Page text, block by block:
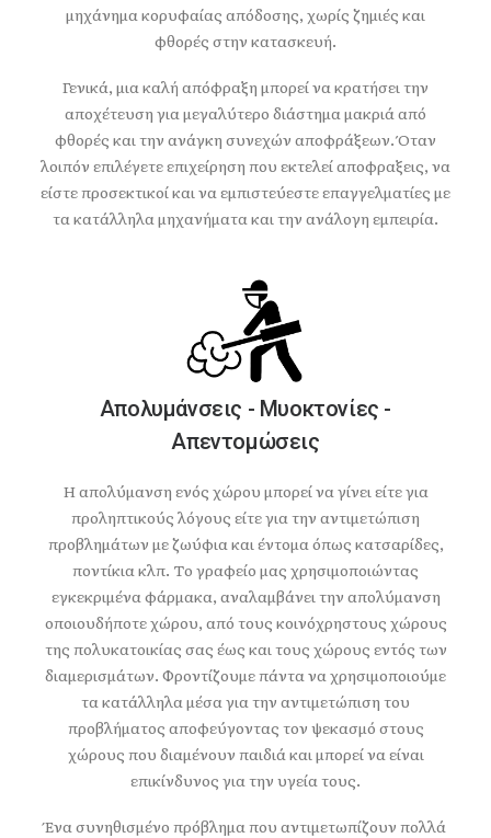
μηχάνημα κορυφαίας απόδοσης, χωρίς ζημιές και
φθορές στην κατασκευή.
Γενικά, μια καλή απόφραξη μπορεί να κρατήσει την
αποχέτευση για μεγαλύτερο διάστημα μακριά από
φθορές και την ανάγκη συνεχών αποφράξεων. Όταν
λοιπόν επιλέγετε επιχείρηση που εκτελεί αποφραξεις, να
είστε προσεκτικοί και να εμπιστεύεστε επαγγελματίες με
τα κατάλληλα μηχανήματα και την ανάλογη εμπειρία.
Απολυμάνσεις - Μυοκτονίες -
Απεντομώσεις
Η απολύμανση ενός χώρου μπορεί να γίνει είτε για
προληπτικούς λόγους είτε για την αντιμετώπιση
προβλημάτων με ζωύφια και έντομα όπως κατσαρίδες,
ποντίκια κλπ. Το γραφείο μας χρησιμοποιώντας
εγκεκριμένα φάρμακα, αναλαμβάνει την απολύμανση
οποιουδήποτε χώρου, από τους κοινόχρηστους χώρους
της πολυκατοικίας σας έως και τους χώρους εντός των
διαμερισμάτων. Φροντίζουμε πάντα να χρησιμοποιούμε
τα κατάλληλα μέσα για την αντιμετώπιση του
προβλήματος αποφεύγοντας τον ψεκασμό στους
χώρους που διαμένουν παιδιά και μπορεί να είναι
επικίνδυνος για την υγεία τους.
Ένα συνηθισμένο πρόβλημα που αντιμετωπίζουν πολλά